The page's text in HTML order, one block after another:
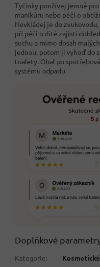
Tyčinky používej jemně
manikúru nebo péči o
Nevkládej je do
při péči o dítě zajisti
suchu a mimo dosah
jednou, potom ji vyhoď do
toalety. Obal po
systému odpadu.
Doplňkové
Kategorie: